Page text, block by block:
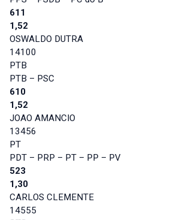
611
1,52
OSWALDO DUTRA
14100
PTB
PTB – PSC
610
1,52
JOAO AMANCIO
13456
PT
PDT – PRP – PT – PP – PV
523
1,30
CARLOS CLEMENTE
14555